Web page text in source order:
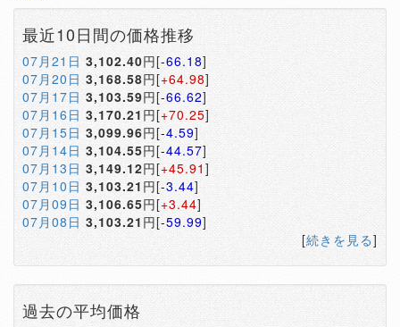
最近10日間の価格推移
07月21日 3,102.40円[-66.18]
07月20日 3,168.58円[+64.98]
07月17日 3,103.59円[-66.62]
07月16日 3,170.21 円[+70.25]
07月15日 3,099.96円[-4.59]
07月14日 3,104.55円[-44.57]
07月13日 3,149.12円[+45.91 ]
07月10日 3,103.21円[-3.44]
07月09日 3,106.65円[+3.44]
07月08日 3,103.21 円[-59.99]
[続きを見る]
過去の平均価格